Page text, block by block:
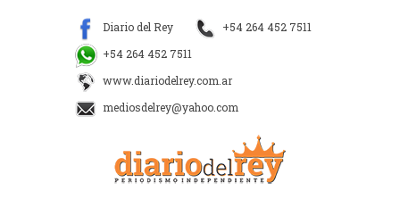
Diario del Rey
+54 264 452 7511
+54 264 452 7511
www.diariodelrey.com.ar
mediosdelrey@yahoo.com